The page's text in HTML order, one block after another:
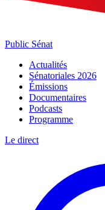
Public Sénat
Actualités
Sénatoriales 2026
Émissions
Documentaires
Podcasts
Programme
Le direct